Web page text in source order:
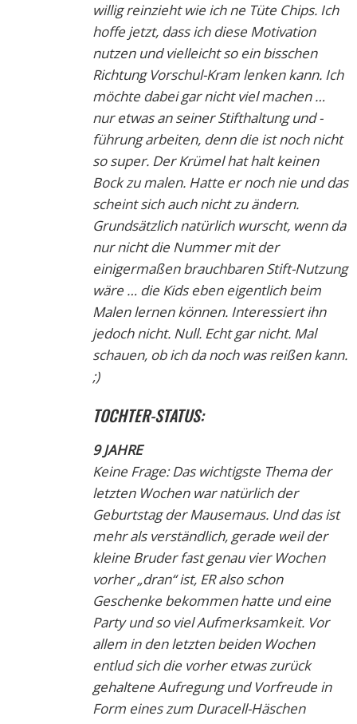
willig reinzieht wie ich ne Tüte Chips. Ich
hoffe jetzt, dass ich diese Motivation
nutzen und vielleicht so ein bisschen
Richtung Vorschul-Kram lenken kann. Ich
möchte dabei gar nicht viel machen …
nur etwas an seiner Stifthaltung und -
führung arbeiten, denn die ist noch nicht
so super. Der Krümel hat halt keinen
Bock zu malen. Hatte er noch nie und das
scheint sich auch nicht zu ändern.
Grundsätzlich natürlich wurscht, wenn da
nur nicht die Nummer mit der
einigermaßen brauchbaren Stift-Nutzung
wäre … die Kids eben eigentlich beim
Malen lernen können. Interessiert ihn
jedoch nicht. Null. Echt gar nicht. Mal
schauen, ob ich da noch was reißen kann.
;)
TOCHTER-STATUS:
9 JAHRE
Keine Frage: Das wichtigste Thema der
letzten Wochen war natürlich der
Geburtstag der Mausemaus. Und das ist
mehr als verständlich, gerade weil der
kleine Bruder fast genau vier Wochen
vorher „dran“ ist, ER also schon
Geschenke bekommen hatte und eine
Party und so viel Aufmerksamkeit. Vor
allem in den letzten beiden Wochen
entlud sich die vorher etwas zurück
gehaltene Aufregung und Vorfreude in
Form eines zum Duracell-Häschen